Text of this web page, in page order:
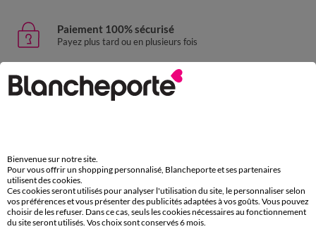
Paiement 100% sécurisé
Payez plus tard ou en plusieurs fois
Livraison express
domicile, relais, consignes automatiques
Service clients
par chat et par téléphone
de 8h00 à 20h00 du lundi au samedi
Bienvenue sur notre site.
Pour vous offrir un shopping personnalisé, Blancheporte et ses partenaires
utilisent des cookies.
Ces cookies seront utilisés pour analyser l'utilisation du site, le personnaliser selon
vos préférences et vous présenter des publicités adaptées à vos goûts. Vous pouvez
choisir de les refuser. Dans ce cas, seuls les cookies nécessaires au fonctionnement
du site seront utilisés. Vos choix sont conservés 6 mois.